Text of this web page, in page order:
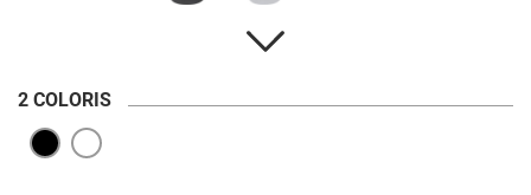
2 COLORIS